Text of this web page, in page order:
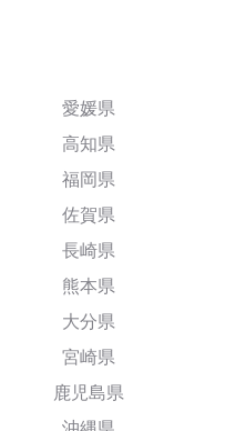
愛媛県
高知県
福岡県
佐賀県
長崎県
熊本県
大分県
宮崎県
鹿児島県